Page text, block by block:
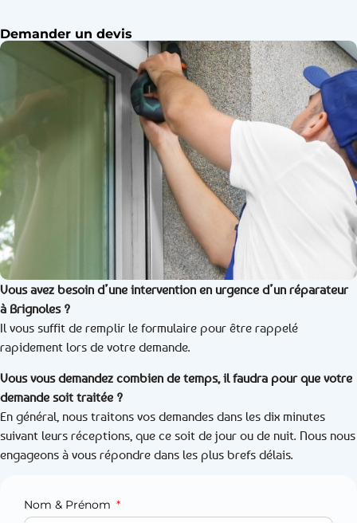
Demander un devis
Vous avez besoin d’une intervention en urgence d’un réparateur
à Brignoles ?
Il vous suffit de remplir le formulaire pour être rappelé
rapidement lors de votre demande.
Vous vous demandez combien de temps, il faudra pour que votre
demande soit traitée ?
En général, nous traitons vos demandes dans les dix minutes
suivant leurs réceptions, que ce soit de jour ou de nuit. Nous nous
engageons à vous répondre dans les plus brefs délais.
Nom & Prénom